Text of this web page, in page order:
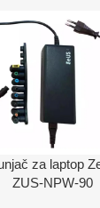
za laptop
ZUS-NPW-90